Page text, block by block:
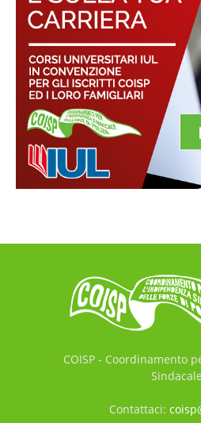
COISP - Coordinamento
Sindacale
Contattaci: